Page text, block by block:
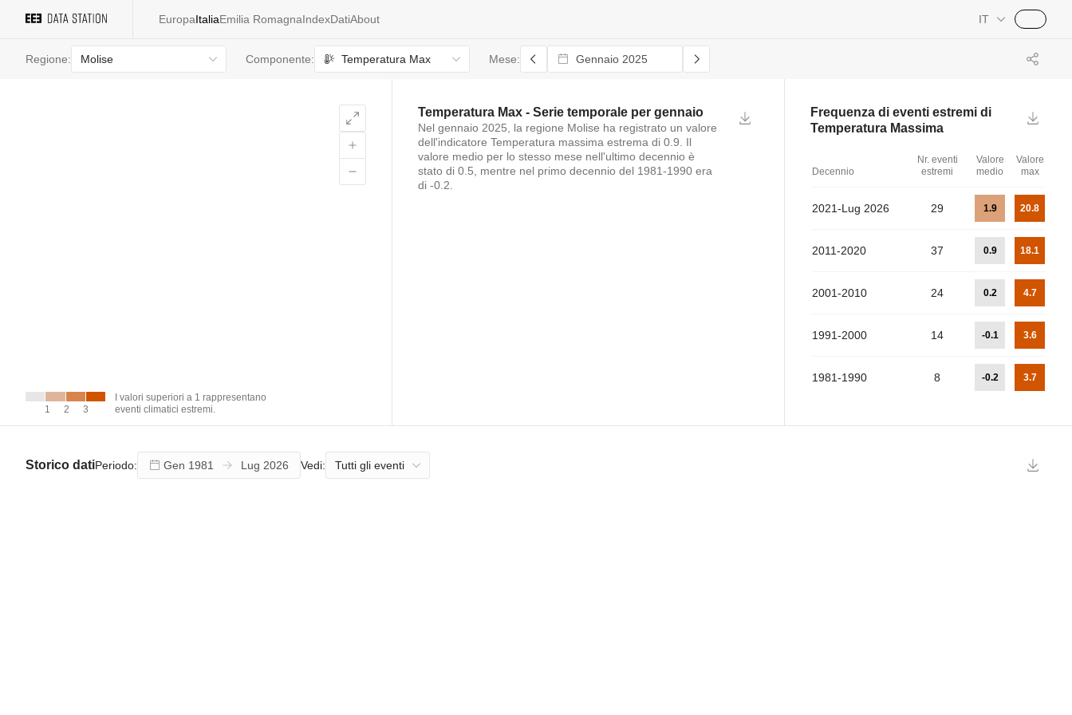
EuropaItaliaEmilia RomagnaIndexDatiAbout IT
Regione: Molise Componente: Temperatura Max Mese:
1 2 3
I valori superiori a 1 rappresentano
eventi climatici estremi.
1 2 3
eventi climatici
estremi.
Temperatura Max - Serie temporale per gennaio
Nel gennaio 2025 , la regione Molise ha registrato un valore
dell'indicatore Temperatura massima estrema di 0.9 . Il
valore medio per lo stesso mese nell'ultimo decennio è
stato di 0.5 , mentre nel primo decennio del 1981-1990 era
di -0.2
Frequenza di eventi estremi di
Temperatura Massima
Decennio
Nr. eventi
estremi
Valore
medio
Valore
max
2021-Lug 2026 29 1.9 20.8
2011-2020 37 0.9 18.1
2001-2010 24 0.2 4.7
1991-2000 14 -0.1 3.6
1981-1990 8 -0.2 3.7
Storico datiPeriodo: Vedi: Tutti gli eventi